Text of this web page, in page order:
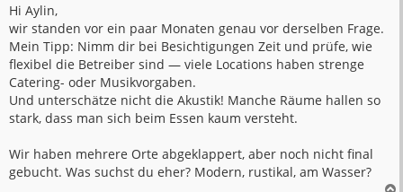
i
t
r
a
g
Hi Aylin,
wir standen vor ein paar Monaten genau vor derselben Frage.
Mein Tipp: Nimm dir bei Besichtigungen Zeit und prüfe, wie
flexibel die Betreiber sind — viele Locations haben strenge
Catering- oder Musikvorgaben.
Und unterschätze nicht die Akustik! Manche Räume hallen so
stark, dass man sich beim Essen kaum versteht.
Wir haben mehrere Orte abgeklappert, aber noch nicht final
gebucht. Was suchst du eher? Modern, rustikal, am Wasser?